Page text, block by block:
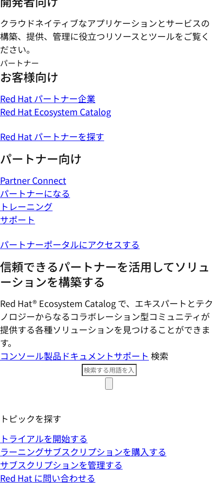
クラウドネイティブなアプリケーションとサービスの
構築、提供、管理に役立つリソースとツールをご覧く
ださい。
パートナー
お客様向け
Red Hat パートナー企業
Red Hat Ecosystem Catalog
Red Hat パートナーを探す
パートナー向け
Partner Connect
パートナーになる
トレーニング
サポート
パートナーポータルにアクセスする
信頼できるパートナーを活用してソリュ
ーションを構築する
Red Hat® Ecosystem Catalog で、エキスパートとテク
ノロジーからなるコラボレーション型コミ​ュニティが
提供する各種ソリューションを見つけることができま
す。
コンソール製品ドキュメントサポート 検索
トピックを探す
トライアルを開始する
ラーニングサブスクリプションを購入する
サブスクリプションを管理する
Red Hat に問い合わせる